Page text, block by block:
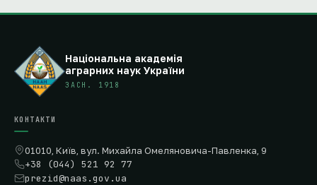
Національна академія
аграрних наук України
ЗАСН. 1918
КОНТАКТИ
01010, Київ, вул. Михайла Омеляновича-Павленка, 9
+38 (044) 521 92 77
prezid@naas.gov.ua